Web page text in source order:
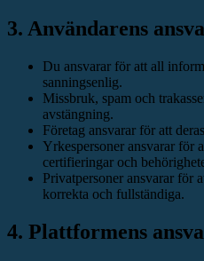
3. Användarens
Du ansvarar för att all
sanningsenlig.
Missbruk, spam och
avstängning.
Företag ansvarar för att
Yrkespersoner ansvarar för
certifieringar och
Privatpersoner ansvarar för
korrekta och fullständiga.
4. Plattformens